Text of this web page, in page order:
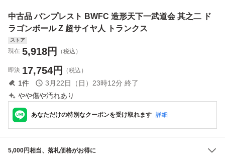
セット (店番：063
中古品 バンプレスト BWFC 造形天下一武道会 其之二 ド
ラゴンボール Z 超サイヤ人 トランクス
ストア
現在 5,918円 （税込）
即決 17,754円 （税込）
1件 3月22日（日）23時12分 終了
やや傷や汚れあり
あなただけの特別なクーポンを受け取れます 詳細
5,000円相当、落札価格がお得に